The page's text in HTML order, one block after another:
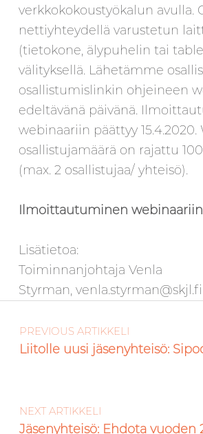
verkkokokoustyökalun avulla.
nettiyhteydellä varustetun
(tietokone, älypuhelin tai
välityksellä. Lähetämme
osallistumislinkin ohjeineen
edeltävänä päivänä.
webinaariin päättyy
osallistujamäärä on rajattu
(max. 2 osallistujaa/ yhteisö).
Ilmoittautuminen
Lisätietoa:
Toiminnanjohtaja Venla
Styrman, venla.styrman@skjl.fi
Skip back to main navigation
Artikkelien selaus
PREVIOUS ARTIKKELI
Liitolle uusi jäsenyhteisö:
NEXT ARTIKKELI
Jäsenyhteisö: Ehdota vuoden